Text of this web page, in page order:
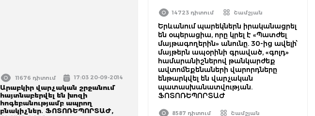
11676 դիտում 17:03 20-09-2014
Արաբկիր վարչական շրջանում
հայտնաբերվել են խոզի
հոգեբանությամբ ապրող
բնակիչներ․ ՖՈՏՈՌԵՊՈՐՏԱԺ,
14723 դիտում Շամշյան
Երևանում պարեկներն իրականացրել
են օպերացիա, որը կրել է «Պատժել
մայթագողերին» անունը. 30-ից ավելի՝
մայթերն ապօրինի գրաված, «գոլդ»
համարանիշներով թանկարժեք
ավտոմեքենաների վարորդները
ենթարկվել են վարչական
պատասխանատվության.
ՖՈՏՈՌԵՊՈՐՏԱԺ
8587 դիտում Շամշյան